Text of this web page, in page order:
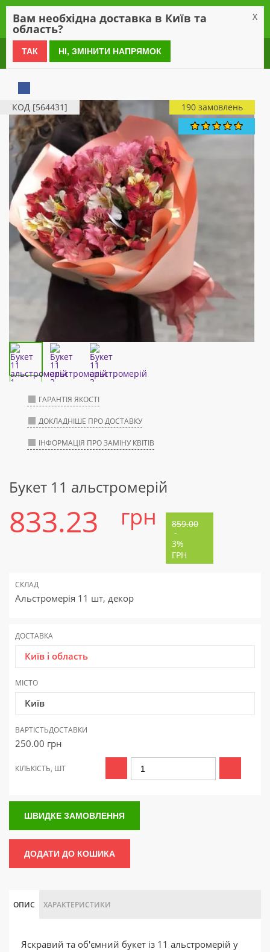
0 800 21 54 55
КОД [564431] 190 замовлень
ГАРАНТІЯ ЯКОСТІ
ДОКЛАДНІШЕ ПРО ДОСТАВКУ
ІНФОРМАЦІЯ ПРО ЗАМІНУ КВІТІВ
Букет 11 альстромерій
833.23 грн 859.00
-
3%
ГРН
СКЛАД
Альстромерія 11 шт, декор
ДОСТАВКА
Київ і область
МІСТО
Київ
ВАРТІСТЬДОСТАВКИ
250.00 грн
КІЛЬКІСТЬ, ШТ
ШВИДКЕ ЗАМОВЛЕННЯ
ДОДАТИ ДО КОШИКА
ОПИС ХАРАКТЕРИСТИКИ
Яскравий та об'ємний букет із 11 альстромерій у
Вам необхідна доставка в Київ та
область?
X
ТАК НІ, ЗМІНИТИ НАПРЯМОК